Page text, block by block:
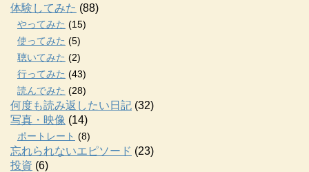
体験してみた (88)
やってみた (15)
使ってみた (5)
聴いてみた (2)
行ってみた (43)
読んでみた (28)
何度も読み返したい日記 (32)
写真・映像 (14)
ポートレート (8)
忘れられないエピソード (23)
投資 (6)